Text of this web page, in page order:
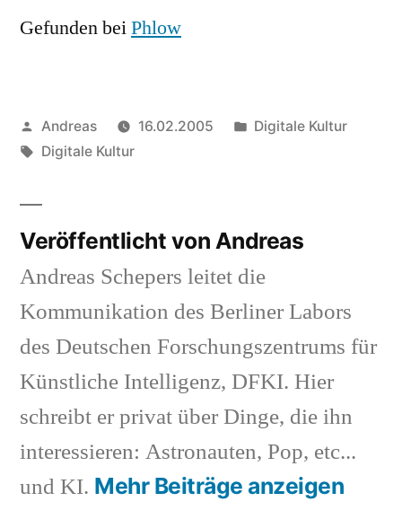
Gefunden beiPhlow
Veröffentlicht
von
Andreas 16.02.2005
Veröffentlicht
Digitale Kultur
Schlagwörter:
Digitale Kultur
Veröffentlicht von Andreas
Andreas Schepers leitet die
Kommunikation des Berliner Labors
des Deutschen Forschungszentrums für
Künstliche Intelligenz, DFKI. Hier
schreibt er privat über Dinge, die ihn
interessieren: Astronauten, Pop, etc...
und KI. Mehr Beiträge anzeigen